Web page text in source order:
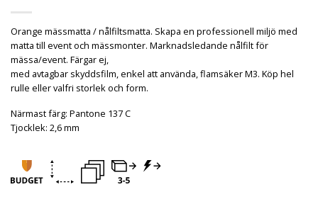
Orange mässmatta / nålfiltsmatta. Skapa en professionell miljö med
matta till event och mässmonter. Marknadsledande nålfilt för
mässa/event. Färgar ej,
med avtagbar skyddsfilm, enkel att använda, flamsäker M3. Köp hel
rulle eller valfri storlek och form.
Närmast färg: Pantone 137 C
Tjocklek: 2,6 mm